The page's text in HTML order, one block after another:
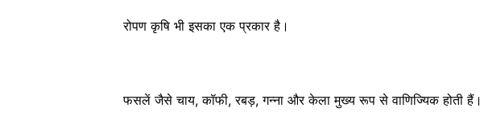
रोपण कृषि भी इसका एक प्रकार है।
फसलें जैसे चाय, कॉफी, रबड़, गन्ना और केला मुख्य रूप से वाणिज्यिक होती हैं।